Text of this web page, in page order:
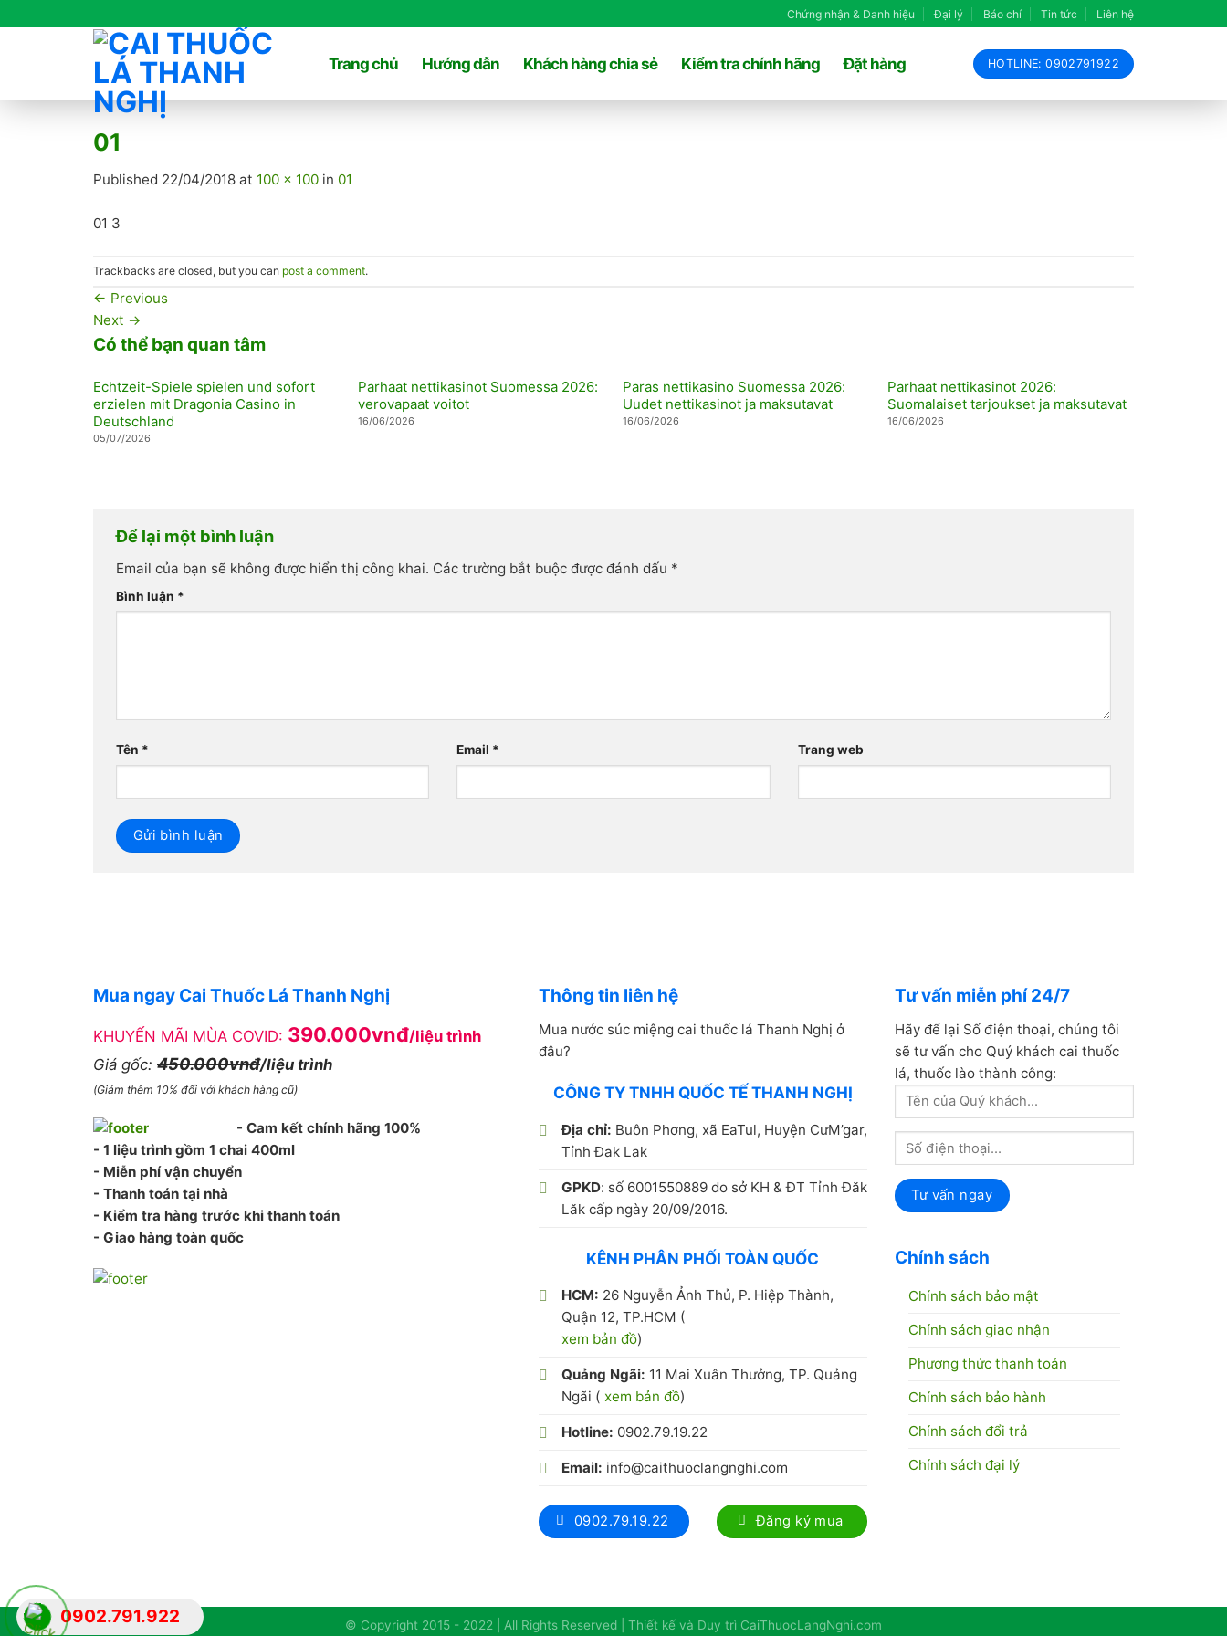
to
Chứng nhận & Danh hiệu Đại lý Báo chí Tin tức Liên hệ
Trang chủ Hướng dẫn Khách hàng chia sẻ Kiểm tra chính hãng Đặt hàng HOTLINE: 0902791922
01
Published 22/04/2018 at 100 × 100 in 01
01 3
Trackbacks are closed, but you can post a comment.
← Previous
Next →
Có thể bạn quan tâm
Echtzeit-Spiele spielen und sofort
erzielen mit Dragonia Casino in
Deutschland
05/07/2026
Parhaat nettikasinot Suomessa 2026:
verovapaat voitot
16/06/2026
Paras nettikasino Suomessa 2026:
Uudet nettikasinot ja maksutavat
16/06/2026
Parhaat nettikasinot 2026:
Suomalaiset tarjoukset ja maksutavat
16/06/2026
Để lại một bình luận
Email của bạn sẽ không được hiển thị công khai. Các trường bắt buộc được đánh dấu *
Bình luận *
Tên * Email * Trang web
Mua ngay Cai Thuốc Lá Thanh Nghị
KHUYẾN MÃI MÙA COVID: 390.000vnđ/liệu trình
Giá gốc: 450.000vnđ/liệu trình
(Giảm thêm 10% đối với khách hàng cũ)
- Cam kết chính hãng 100%
- 1 liệu trình gồm 1 chai 400ml
- Miễn phí vận chuyển
- Thanh toán tại nhà
- Kiểm tra hàng trước khi thanh toán
- Giao hàng toàn quốc
Thông tin liên hệ
Mua nước súc miệng cai thuốc lá Thanh Nghị ở
đâu?
CÔNG TY TNHH QUỐC TẾ THANH NGHỊ
Địa chỉ: Buôn Phơng, xã EaTul, Huyện CưM’gar,
Tỉnh Đak Lak
GPKD: số 6001550889 do sở KH & ĐT Tỉnh Đăk
Lăk cấp ngày 20/09/2016.
KÊNH PHÂN PHỐI TOÀN QUỐC
HCM: 26 Nguyễn Ảnh Thủ, P. Hiệp Thành,
Quận 12, TP.HCM (
xem bản đồ)
Quảng Ngãi: 11 Mai Xuân Thưởng, TP. Quảng
Ngãi ( xem bản đồ)
Hotline: 0902.79.19.22
Email: info@caithuoclangnghi.com
0902.79.19.22 Đăng ký mua
Tư vấn miễn phí 24/7
Hãy để lại Số điện thoại, chúng tôi
sẽ tư vấn cho Quý khách cai thuốc
lá, thuốc lào thành công:
Chính sách
Chính sách bảo mật
Chính sách giao nhận
Phương thức thanh toán
Chính sách bảo hành
Chính sách đổi trả
Chính sách đại lý
© Copyright 2015 - 2022 | All Rights Reserved | Thiết kế và Duy trì CaiThuocLangNghi.com
0902.791.922